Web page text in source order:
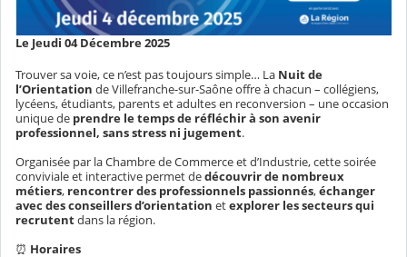
Le Jeudi 04 Décembre 2025
Trouver sa voie, ce n’est pas toujours simple… La Nuit de
l’Orientation de Villefranche-sur-Saône offre à chacun – collégiens,
lycéens, étudiants, parents et adultes en reconversion – une occasion
unique de prendre le temps de réfléchir à son avenir
professionnel, sans stress ni jugement.
Organisée par la Chambre de Commerce et d’Industrie, cette soirée
conviviale et interactive permet dedécouvrir de nombreux
métiers, rencontrer des professionnels passionnés,échanger
avec des conseillers d’orientation etexplorer les secteurs qui
recrutentdans la région.
⏰ Horaires